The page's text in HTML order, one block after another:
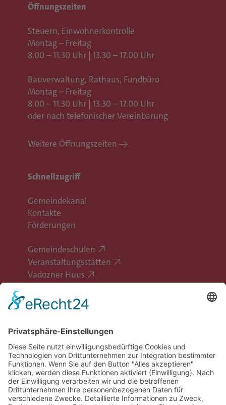
Öffnungszeiten
Steuern, Einwohnerkontrolle
Montag – Freitag
8.00 – 11.30 Uhr | 13.30 – 17.00 Uhr
Bauverwaltung, Rathaus, Fundbüro
Montag – Freitag
8.00 – 11.30 Uhr | 13.30 – 17.00 Uhr
oder nach telefonischer Vereinbarung
Weitere Öffnungszeiten
Schnellzugriff
Gemeindekanal
Kontakte
Förderungen
Gemeindeschulen
Veranstaltungsstätten
Vadozner Huus